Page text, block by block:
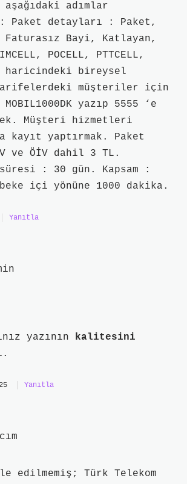
adımlar
detayları : Paket,
Bayi, Katlayan,
POCELL, PTTCELL,
haricindeki bireysel
müşteriler için
yazıp 5555 ‘e
Müşteri hizmetleri
kayıt yaptırmak. Paket
ve ÖİV dahil 3 TL.
: 30 gün. Kapsam :
içi yönüne 1000 dakika.
Yanıtla
yazının kalitesini
Yanıtla
edilmemiş; Türk Telekom